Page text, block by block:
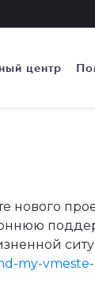
центр
нового
my-